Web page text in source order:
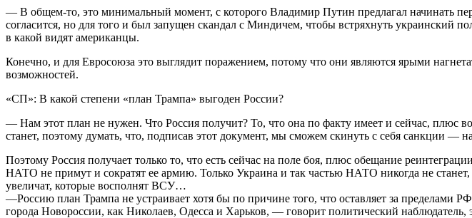
— В общем-то, это минимальный момент, с которого Владимир Путин предлагал начинать
согласится, но для того и был запущен скандал с Миндичем, чтобы встряхнуть украинский
в какой видят американцы.
Конечно, и для Евросоюза это выглядит поражением, потому что они являются ярыми
возможностей.
«СП»: В какой степени «план Трампа» выгоден России?
— Нам этот план не нужен. Что Россия получит? То, что она по факту имеет и сейчас, плюс
станет, поэтому думать, что, подписав этот документ, мы сможем скинуть с себя санкции
Поэтому Россия получает только то, что есть сейчас на поле боя, плюс обещание
НАТО не примут и сократят ее армию. Только Украина и так частью НАТО никогда не
увеличат, которые восполнят ВСУ…
—Россию план Трампа не устраивает хотя бы по причине того, что оставляет за пределами
города Новороссии, как Николаев, Одесса и Харьков, — говорит политический